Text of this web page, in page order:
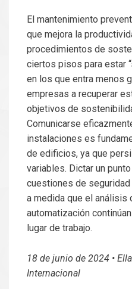
El mantenimiento
que mejora la
procedimientos de
ciertos pisos para estar
en los que entra menos
empresas a recuperar
objetivos de
Comunicarse
instalaciones es
de edificios, ya que
variables. Dictar un
cuestiones de
a medida que el análisis
automatización
lugar de trabajo.
18 de junio de 2024 •
Internacional